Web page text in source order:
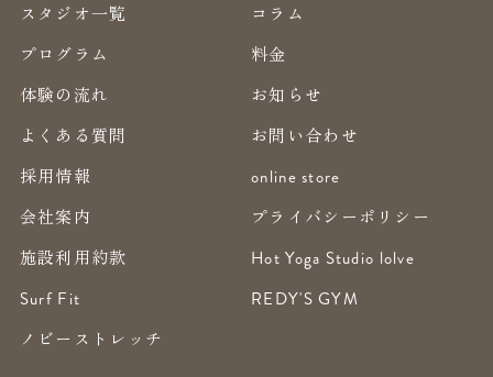
スタジオ一覧
コラム
プログラム
料金
体験の流れ
お知らせ
よくある質問
お問い合わせ
採用情報
online store
会社案内
プライバシーポリシー
施設利用約款
Hot Yoga Studio lolve
Surf Fit
REDY'S GYM
ノビーストレッチ